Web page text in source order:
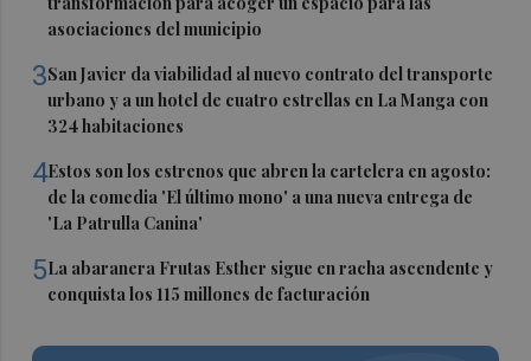
asociaciones del municipio
3San Javier da viabilidad al nuevo contrato del transporte
urbano y a un hotel de cuatro estrellas en La Manga con
324 habitaciones
4Estos son los estrenos que abren la cartelera en agosto:
de la comedia 'El último mono' a una nueva entrega de
'La Patrulla Canina'
5La abaranera Frutas Esther sigue en racha ascendente y
conquista los 115 millones de facturación